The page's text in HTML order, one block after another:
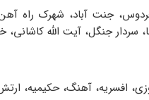
فردوس، جنت آباد، شهرک راه
سردار جنگل، آیت الله
افسریه، آهنگ، حکیمیه،